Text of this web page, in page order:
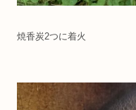
焼香炭2つに着火